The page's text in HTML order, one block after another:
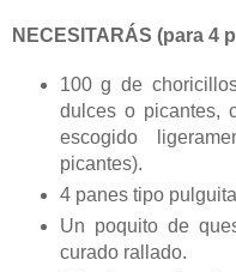
NECESITARÁS (para 4
100 g de
dulces o picantes,
escogido
picantes).
4 panes tipo
Un poquito de
curado rallado.